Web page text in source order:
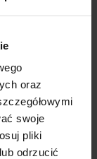
oraz
swoje
pliki
odrzucić